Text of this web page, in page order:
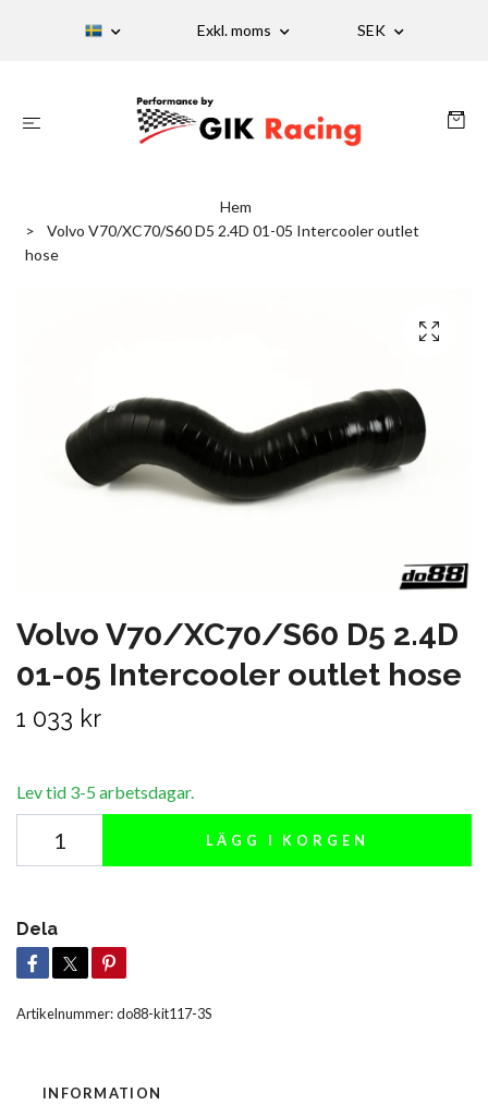
Exkl. moms SEK
Hem
Volvo V70/XC70/S60 D5 2.4D 01-05 Intercooler outlet
hose
Volvo V70/XC70/S60 D5 2.4D
01-05 Intercooler outlet hose
1 033 kr
Lev tid 3-5 arbetsdagar.
LÄGG I KORGEN
Dela
Artikelnummer:do88-kit117-3S
INFORMATION